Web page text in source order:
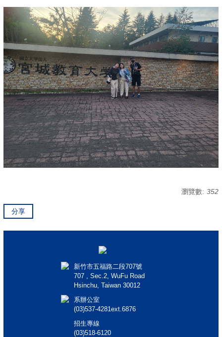
瀏覽數: 352
分享
新竹市五福路二段707號
707 , Sec.2, WuFu Road
Hsinchu, Taiwan 30012
系辦公室
(03)537-4281ext.6876
招生專線
(03)518-6120